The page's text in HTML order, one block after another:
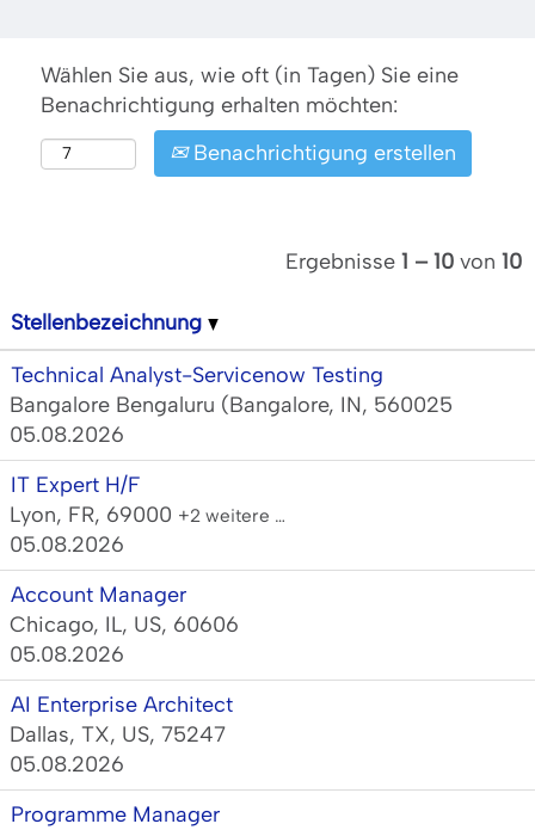
Wählen Sie aus, wie oft (in Tagen) Sie eine
Benachrichtigung erhalten möchten:
Benachrichtigung erstellen
Ergebnisse 1 – 10 von 10
Stellenbezeichnung
Technical Analyst-Servicenow Testing
Bangalore Bengaluru (Bangalore, IN, 560025
05.08.2026
IT Expert H/F
Lyon, FR, 69000 +2 weitere …
05.08.2026
Account Manager
Chicago, IL, US, 60606
05.08.2026
AI Enterprise Architect
Dallas, TX, US, 75247
05.08.2026
Programme Manager